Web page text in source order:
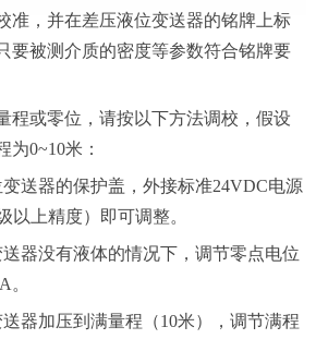
准，并在差压液位变送器的铭牌上标
要被测介质的密度等参数符合铭牌要
程或零位，请按以下方法调校，假设
为0~10米：
送器的保护盖，外接标准24VDC电源
以上精度）即可调整。
器没有液体的情况下，调节零点电位
。
器加压到满量程（10米），调节满程